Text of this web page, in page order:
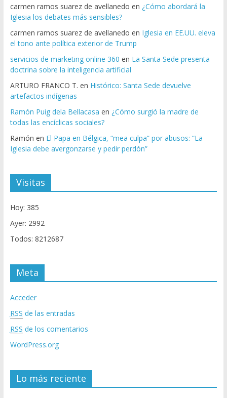
carmen ramos suarez de avellanedo en ¿Cómo abordará la
Iglesia los debates más sensibles?
carmen ramos suarez de avellanedo en Iglesia en EE.UU. eleva
el tono ante política exterior de Trump
servicios de marketing online 360 en La Santa Sede presenta
doctrina sobre la inteligencia artificial
ARTURO FRANCO T. en Histórico: Santa Sede devuelve
artefactos indígenas
Ramón Puig dela Bellacasa en ¿Cómo surgió la madre de
todas las encíclicas sociales?
Ramón en El Papa en Bélgica, “mea culpa” por abusos: “La
Iglesia debe avergonzarse y pedir perdón”
Visitas
Hoy: 385
Ayer: 2992
Todos: 8212687
Meta
Acceder
RSS de las entradas
RSS de los comentarios
WordPress.org
Lo más reciente